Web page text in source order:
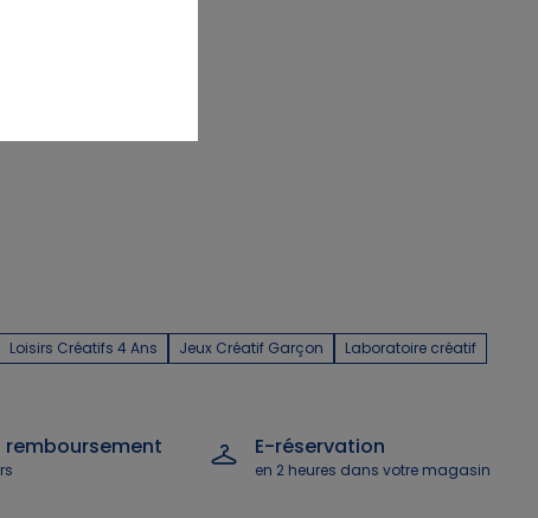
Loisirs Créatifs 4 Ans Jeux Créatif Garçon Laboratoire créatif
remboursement E-réservation
en 2 heures dans votre magasin